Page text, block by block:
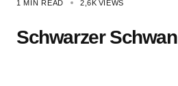
1 MIN READ 2,6K VIEWS
Schwarzer Schwan